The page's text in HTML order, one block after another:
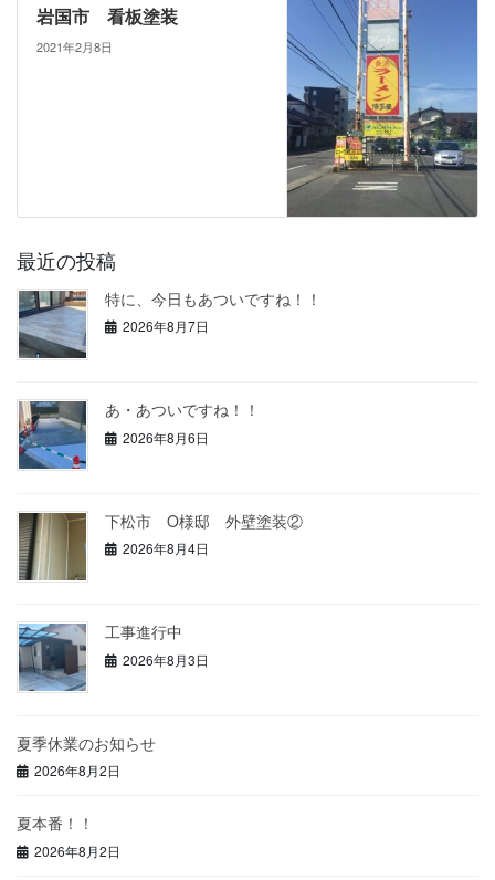
岩国市 看板塗装
2021年2月8日
最近の投稿
特に、今日もあついですね！！
2026年8月7日
あ・あついですね！！
2026年8月6日
下松市 O様邸 外壁塗装②
2026年8月4日
工事進行中
2026年8月3日
夏季休業のお知らせ
2026年8月2日
夏本番！！
2026年8月2日